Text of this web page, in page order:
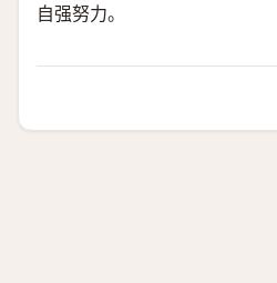
自强努力。